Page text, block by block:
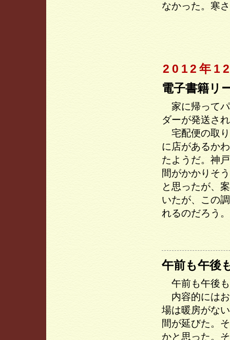
なかった。寒
2012年
電子書籍リ
家に帰ってパ
ダーが発送さ
宅配便の取り
に店があるか
たようだ。神
間がかかりそ
と思ったが、
いたが、この
れるのだろう
午前も午後
午前も午後も
内容的にはお
場は暖房がな
間が延びた。
かと思った。